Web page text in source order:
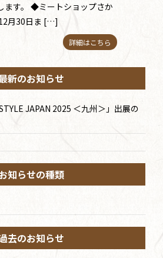
ます。 ◆ミートショップさか
月30日ま […]
詳細はこちら
新のお知らせ
JAPAN 2025 ＜九州＞」出展の
知らせの種類
去のお知らせ